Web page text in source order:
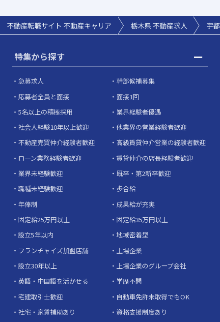
不動産転職サイト 不動産キャリア 栃木県 不動産求人 宇
特集から探す
急募求人
幹部候補募集
応募者全員と面接
面接1回
5名以上の積極採用
業界経験者優遇
社会人経験10年以上歓迎
他業界の営業経験者歓迎
不動産売買仲介経験者歓迎
高級賃貸仲介営業の経験者歓迎
ローン業務経験者歓迎
賃貸仲介の店長経験者歓迎
業界未経験歓迎
既卒・第2新卒歓迎
職種未経験歓迎
歩合給
年俸制
成果給が充実
固定給25万円以上
固定給35万円以上
設立5年以内
地域密着型
フランチャイズ加盟店舗
上場企業
設立30年以上
上場企業のグループ会社
英語・中国語を活かせる
学歴不問
宅建取引士歓迎
自動車免許未取得でもOK
社宅・家賃補助あり
資格支援制度あり